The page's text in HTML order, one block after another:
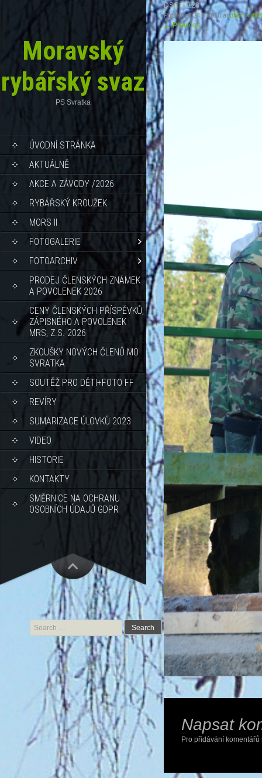
Moravský
rybářský svaz
PS Svratka
ÚVODNÍ STRÁNKA
AKTUÁLNĚ
AKCE A ZÁVODY /2026
RYBÁŘSKÝ KROUŽEK
MORS II
FOTOGALERIE
FOTOARCHIV
PRODEJ ČLENSKÝCH ZNÁMEK
A POVOLENEK 2026
CENY ČLENSKÝCH PŘÍSPĚVKŮ,
ZÁPISNÉHO A POVOLENEK
MRS, Z.S. 2026
ZKOUŠKY NOVÝCH ČLENŮ MO
SVRATKA
SOUTĚŽ PRO DĚTI+FOTO FF
REVÍRY
SUMARIZACE ÚLOVKŮ 2023
VIDEO
HISTORIE
KONTAKTY
SMĚRNICE NA OCHRANU
OSOBNÍCH ÚDAJŮ GDPR
DSC_0128
Published24.5.2016at3264 ×
←Previous
Napsat
Pro přidávání
Search for: